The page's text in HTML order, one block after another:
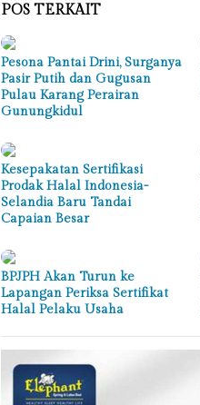
POS TERKAIT
Pesona Pantai Drini, Surganya
Pasir Putih dan Gugusan
Pulau Karang Perairan
Gunungkidul
Kesepakatan Sertifikasi
Prodak Halal Indonesia-
Selandia Baru Tandai
Capaian Besar
BPJPH Akan Turun ke
Lapangan Periksa Sertifikat
Halal Pelaku Usaha